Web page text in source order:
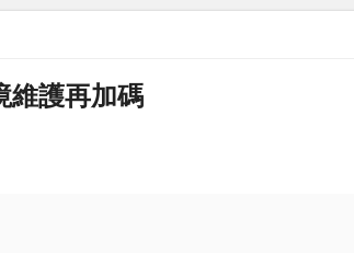
維護再加碼